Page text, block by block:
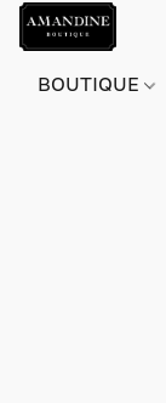
BOUTIQUE